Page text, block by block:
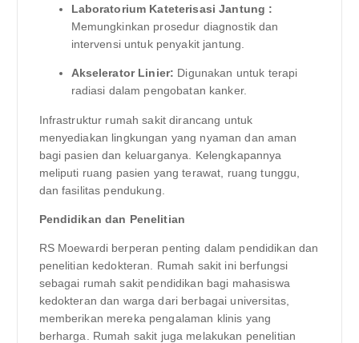
Laboratorium Kateterisasi Jantung :
Memungkinkan prosedur diagnostik dan
intervensi untuk penyakit jantung.
Akselerator Linier: Digunakan untuk terapi
radiasi dalam pengobatan kanker.
Infrastruktur rumah sakit dirancang untuk
menyediakan lingkungan yang nyaman dan aman
bagi pasien dan keluarganya. Kelengkapannya
meliputi ruang pasien yang terawat, ruang tunggu,
dan fasilitas pendukung.
Pendidikan dan Penelitian
RS Moewardi berperan penting dalam pendidikan dan
penelitian kedokteran. Rumah sakit ini berfungsi
sebagai rumah sakit pendidikan bagi mahasiswa
kedokteran dan warga dari berbagai universitas,
memberikan mereka pengalaman klinis yang
berharga. Rumah sakit juga melakukan penelitian